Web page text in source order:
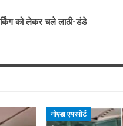
को लेकर चले लाठी-डंडे
नोएडा एयरपोर्ट